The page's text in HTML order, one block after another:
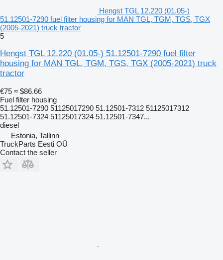
Перед замовленням для уточнення даних і підбору
запчастини зв'яжіться з нашим менеджером!
Київ:
show contacts
show contacts
Hengst TGL 12.220 (01.05-)
51.12501-7290 fuel filter housing for MAN TGL, TGM, TGS, TGX
(2005-2021) truck tractor
5
Hengst TGL 12.220 (01.05-) 51.12501-7290 fuel filter
housing for MAN TGL, TGM, TGS, TGX (2005-2021) truck
tractor
€75 ≈ $86.66
Fuel filter housing
51.12501-7290 51125017290 51.12501-7312 51125017312
51.12501-7324 51125017324 51.12501-7347...
diesel
Estonia, Tallinn
TruckParts Eesti OÜ
Contact the seller